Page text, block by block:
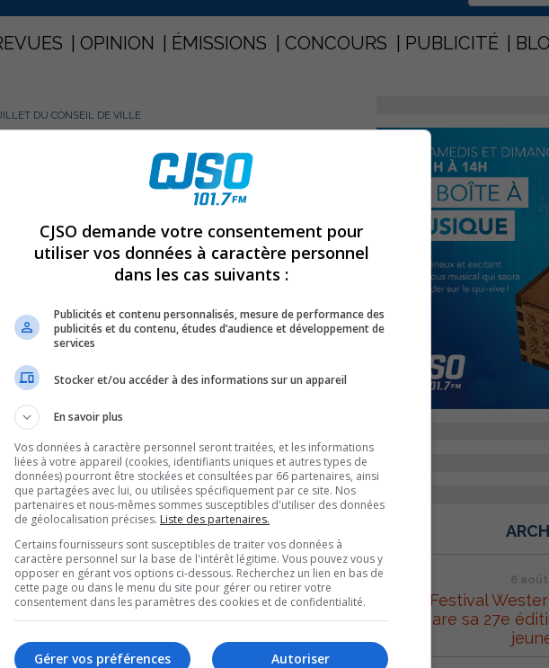
OPINION ÉMISSIONS CONCOURS PUBLICITÉ
DU CONSEIL DE VILLE
juillet du conseil de ville
de Sorel-Tracy ce soir, 4 juillet, à partir de 20 h et plusieurs points
de téléphonie cellulaire et de transmission de données, de travaux
du pavage à l’aéroport.
6
Le Festival
prépare sa 27e
CJSO demande votre consentement pour
utiliser vos données à caractère personnel
dans les cas suivants :
Publicités et contenu personnalisés, mesure de performance des
publicités et du contenu, études d’audience et développement de
services
Stocker et/ou accéder à des informations sur un appareil
En savoir plus
Vos données à caractère personnel seront traitées, et les informations
liées à votre appareil (cookies, identifiants uniques et autres types de
données) pourront être stockées et consultées par 66 partenaires, ainsi
que partagées avec lui, ou utilisées spécifiquement par ce site. Nos
partenaires et nous-mêmes sommes susceptibles d'utiliser des données
de géolocalisation précises. Liste des partenaires.
Certains fournisseurs sont susceptibles de traiter vos données à
caractère personnel sur la base de l'intérêt légitime. Vous pouvez vous y
opposer en gérant vos options ci-dessous. Recherchez un lien en bas de
cette page ou dans le menu du site pour gérer ou retirer votre
consentement dans les paramètres des cookies et de confidentialité.
Autoriser
Gérer vos préférences